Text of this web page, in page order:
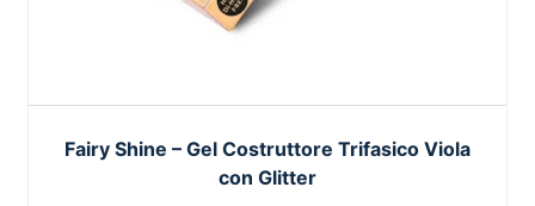
Fairy Shine – Gel Costruttore Trifasico Viola
con Glitter